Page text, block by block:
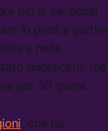
più di sei ospiti
in piedi a partire
e nelle
pubblicato, ma
per 30 giorni.
, che ha